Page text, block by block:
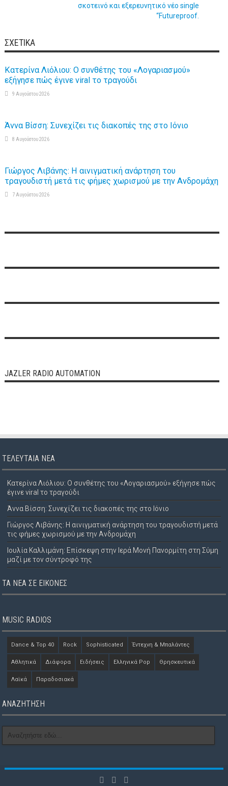
σκοτεινό και εξερευνητικό νέο single
“Futureproof.
ΣΧΕΤΙΚΆ
Κατερίνα Λιόλιου: Ο συνθέτης του «Λογαριασμού»
εξήγησε πώς έγινε viral το τραγούδι
9 Αυγούστου 2026
Άννα Βίσση: Συνεχίζει τις διακοπές της στο Ιόνιο
8 Αυγούστου 2026
Γιώργος Λιβάνης: Η αινιγματική ανάρτηση του
τραγουδιστή μετά τις φήμες χωρισμού με την Ανδρομάχη
7 Αυγούστου 2026
JAZLER RADIO AUTOMATION
ΤΕΛΕΥΤΑΊΑ ΝΈΑ
Κατερίνα Λιόλιου: Ο συνθέτης του «Λογαριασμού» εξήγησε πώς
έγινε viral το τραγούδι
Άννα Βίσση: Συνεχίζει τις διακοπές της στο Ιόνιο
Γιώργος Λιβάνης: Η αινιγματική ανάρτηση του τραγουδιστή μετά
τις φήμες χωρισμού με την Ανδρομάχη
Ιουλία Καλλιμάνη: Επίσκεψη στην Ιερά Μονή Πανορμίτη στη Σύμη
μαζί με τον σύντροφό της
ΤΑ ΝΈΑ ΣΕ ΕΙΚΌΝΕΣ
MUSIC RADIOS
Dance & Top 40 Rock Sophisticated Έντεχνη & Μπαλάντες
Αθλητικά Διάφορα Ειδήσεις Ελληνικά Pop Θρησκευτικά
Λαϊκά Παραδοσιακά
ΑΝΑΖΗΤΗΣΗ